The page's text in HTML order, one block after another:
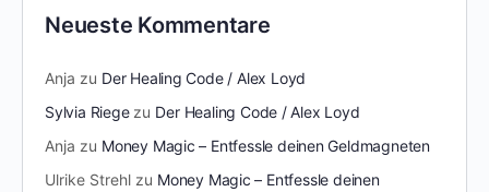
Neueste Kommentare
Anja zu Der Healing Code / Alex Loyd
Sylvia Riegezu Der Healing Code / Alex Loyd
Anja zu Money Magic – Entfessle deinen Geldmagneten
Ulrike Strehl zu Money Magic – Entfessle deinen